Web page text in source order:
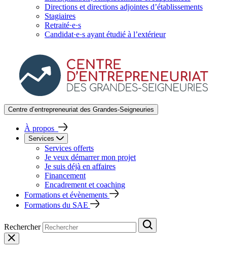
Directions et directions adjointes d’établissements
Stagiaires
Retraité·e·s
Candidat·e·s ayant étudié à l’extérieur
Centre d’entrepreneuriat des Grandes-Seigneuries
À propos
Services
Services offerts
Je veux démarrer mon projet
Je suis déjà en affaires
Financement
Encadrement et coaching
Formations et évènements
Formations du SAE
Rechercher